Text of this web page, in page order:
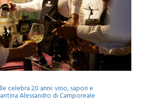
celebra 20 anni: vino, sapori e
Alessandro di Camporeale